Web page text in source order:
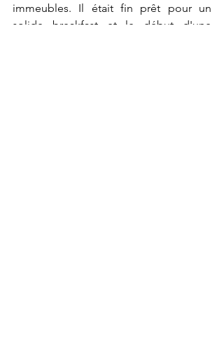
immeubles. Il était fin prêt pour un
solide breakfast et le début d'une